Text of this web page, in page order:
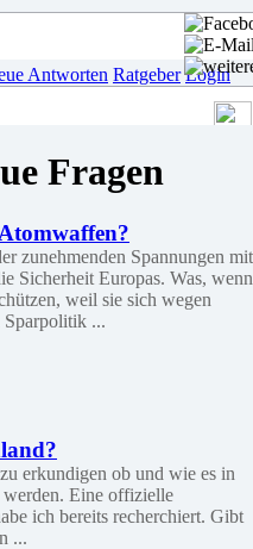
Antworten Ratgeber Login
Fragen
zunehmenden Spannungen mit
Sicherheit Europas. Was, wenn
weil sie sich wegen
Sparpolitik ...
erkundigen ob und wie es in
Eine offizielle
ich bereits recherchiert. Gibt
...